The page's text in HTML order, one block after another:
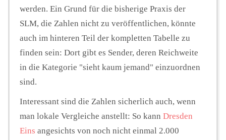
werden. Ein Grund für die bisherige Praxis der
SLM, die Zahlen nicht zu veröffentlichen, könnte
auch im hinteren Teil der kompletten Tabelle zu
finden sein: Dort gibt es Sender, deren Reichweite
in die Kategorie "sieht kaum jemand" einzuordnen
sind.
Interessant sind die Zahlen sicherlich auch, wenn
man lokale Vergleiche anstellt: So kann Dresden
Eins angesichts von noch nicht einmal 2.000